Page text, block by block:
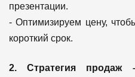
презентации.
- Оптимизируем цену,
короткий срок.
2. Стратегия продаж